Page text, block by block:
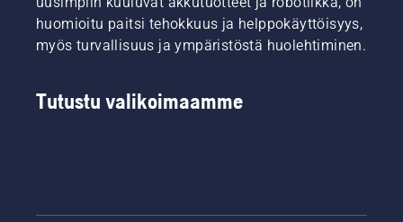
huomioitu paitsi tehokkuus ja helppokäyttöisyys,
myös turvallisuus ja ympäristöstä huolehtiminen.
Tutustu valikoimaamme